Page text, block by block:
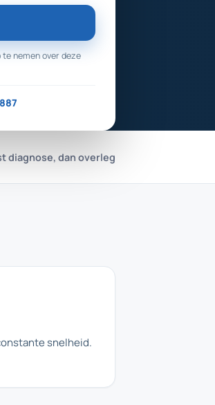
nemen over deze
diagnose, dan overleg
snelheid.